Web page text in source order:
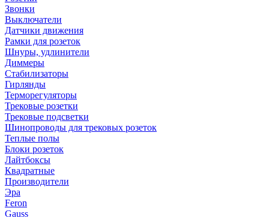
Звонки
Выключатели
Датчики движения
Рамки для розеток
Шнуры, удлинители
Диммеры
Стабилизаторы
Гирлянды
Терморегуляторы
Трековые розетки
Трековые подсветки
Шинопроводы для трековых розеток
Теплые полы
Блоки розеток
Лайтбоксы
Квадратные
Производители
Эра
Feron
Gauss